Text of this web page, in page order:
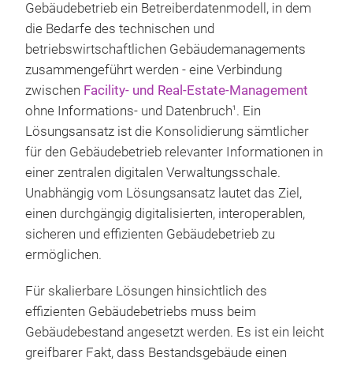
Gebäudebetrieb ein Betreiberdatenmodell, in dem
die Bedarfe des technischen und
betriebswirtschaftlichen Gebäudemanagements
zusammengeführt werden - eine Verbindung
zwischen Facility- und Real-Estate-Management
ohne Informations- und Datenbruch1 . Ein
Lösungsansatz ist die Konsolidierung sämtlicher
für den Gebäudebetrieb relevanter Informationen in
einer zentralen digitalen Verwaltungsschale.
Unabhängig vom Lösungsansatz lautet das Ziel,
einen durchgängig digitalisierten, interoperablen,
sicheren und effizienten Gebäudebetrieb zu
ermöglichen.
Für skalierbare Lösungen hinsichtlich des
effizienten Gebäudebetriebs muss beim
Gebäudebestand angesetzt werden. Es ist ein leicht
greifbarer Fakt, dass Bestandsgebäude einen